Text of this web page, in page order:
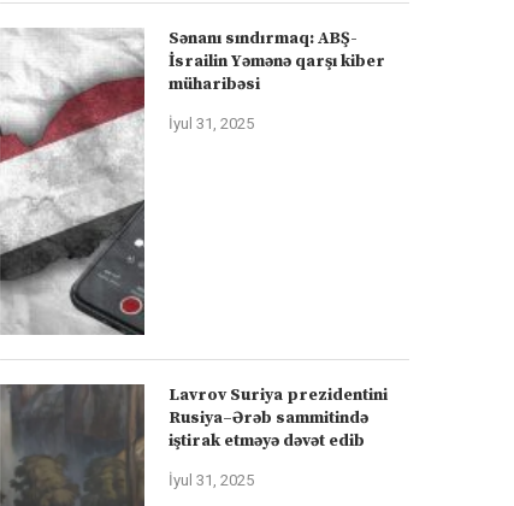
Sənanı sındırmaq: ABŞ-
İsrailin Yəmənə qarşı kiber
müharibəsi
İyul 31, 2025
Lavrov Suriya prezidentini
Rusiya–Ərəb sammitində
iştirak etməyə dəvət edib
İyul 31, 2025